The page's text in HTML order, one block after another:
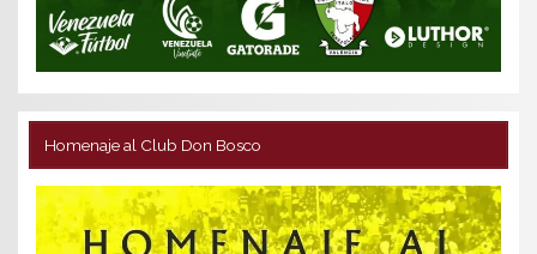
Homenaje al Club Don Bosco